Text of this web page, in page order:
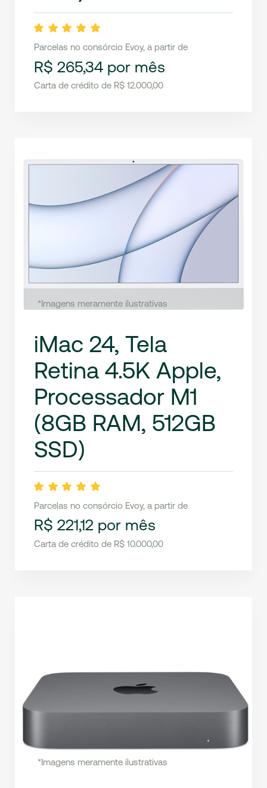
Parcelas no consórcio Evoy, a partir de
R$ 265,34 por mês
Carta de crédito de R$ 12.000,00
*Imagens meramente ilustrativas
iMac 24, Tela
Retina 4.5K Apple,
Processador M1
(8GB RAM, 512GB
SSD)
Parcelas no consórcio Evoy, a partir de
R$ 221,12 por mês
Carta de crédito de R$ 10.000,00
*Imagens meramente ilustrativas